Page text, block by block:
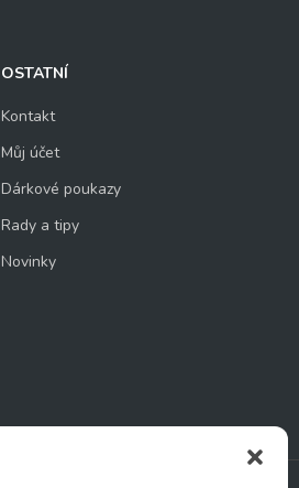
OSTATNÍ
Kontakt
Můj účet
Dárkové poukazy
Rady a tipy
Novinky